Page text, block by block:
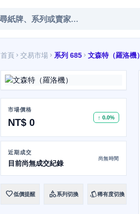
首頁 chevron_right 交易市場 chevron_right 系列 685 chevron_right 文森特（羅洛機）
市場價格
NT$ 0 ↑ 0.0%
近期成交
目前尚無成交紀錄
尚無時間
favorite低價提醒 category系列切換 style稀有度切換